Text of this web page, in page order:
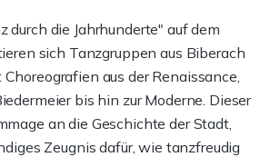
durch die Jahrhunderte" auf dem
sich Tanzgruppen aus Biberach
aus der Renaissance,
bis hin zur Moderne. Dieser
an die Geschichte der Stadt,
Zeugnis dafür, wie tanzfreudig